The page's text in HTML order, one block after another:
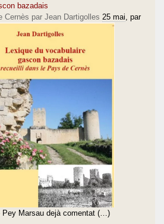
bazadais
Cernès par Jean Dartigolles 25 mai , par
Pey Marsau dejà comentat (…)